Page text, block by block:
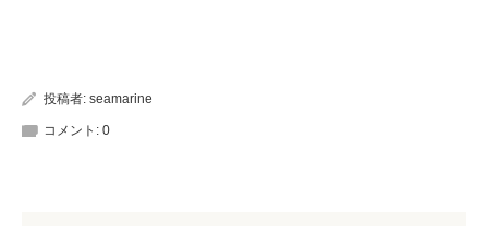
投稿者: seamarine
コメント: 0